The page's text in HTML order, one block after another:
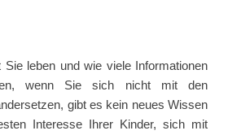
leben und wie viele Informationen
wenn Sie sich nicht mit den
gibt es kein neues Wissen
Interesse Ihrer Kinder, sich mit